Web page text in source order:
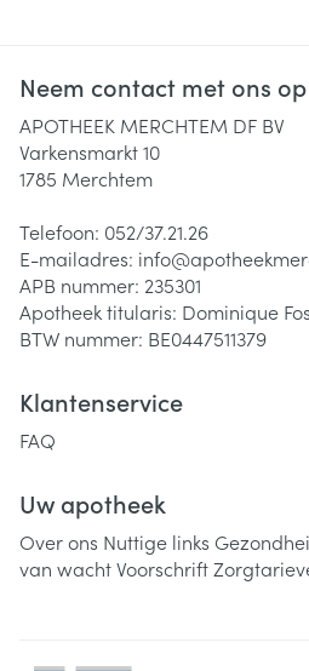
Neem contact met ons op
APOTHEEK MERCHTEM DF BV
Varkensmarkt 10
1785 Merchtem
Telefoon: 052/37.21.26
E-mailadres: info@
APB nummer: 235301
Apotheek titularis: Dominique
BTW nummer: BE0447511379
Klantenservice
FAQ
Uw apotheek
Over ons Nuttige links
van wachtVoorschrift